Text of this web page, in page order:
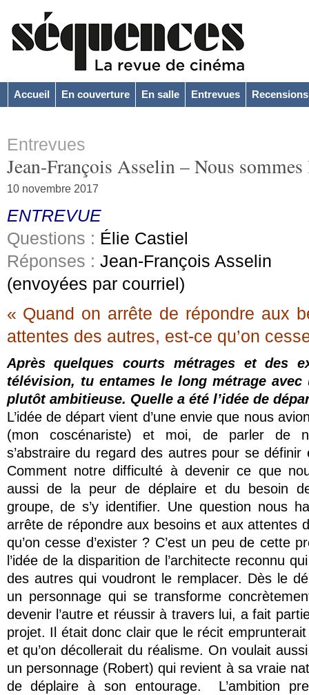
Accueil En couverture En salle Entrevues Recensions
Entrevues
Jean-François Asselin – Nous sommes
10 novembre 2017
ENTREVUE
Questions : Élie Castiel
Réponses : Jean-François Asselin
(envoyées par courriel)
« Quand on arrête de répondre aux
attentes des autres, est-ce qu’on
Après quelques courts métrages et des
télévision, tu entames le long métrage avec
plutôt ambitieuse. Quelle a été l’idée de
L’idée de départ vient d’une envie que nous
(mon coscénariste) et moi, de parler de
s’abstraire du regard des autres pour se
Comment notre difficulté à devenir ce que
aussi de la peur de déplaire et du besoin
groupe, de s’y identifier. Une question nous
arrête de répondre aux besoins et aux attentes
qu’on cesse d’exister ? C’est un peu de cette
l’idée de la disparition de l’architecte reconnu
des autres qui voudront le remplacer. Dès le
un personnage qui se transforme
devenir l’autre et réussir à travers lui, a fait
projet. Il était donc clair que le récit
et qu’on décollerait du réalisme. On voulait
un personnage (Robert) qui revient à sa vraie
de déplaire à son entourage. L’ambition